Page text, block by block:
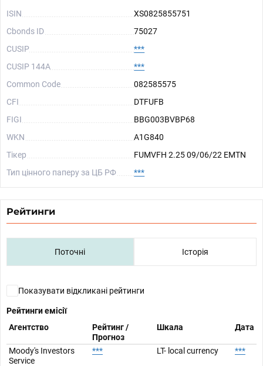
ISIN
XS0825855751
Cbonds ID
75027
CUSIP
***
CUSIP 144A
***
Common Code
082585575
CFI
DTFUFB
FIGI
BBG003BVBP68
WKN
A1G840
Тікер
FUMVFH 2.25 09/06/22 EMTN
Тип цінного паперу за ЦБ РФ
***
Рейтинги
Поточні Історія
Показувати відкликані рейтинги
Рейтинги емісії
Агентство
Рейтинг /
Прогноз
Шкала Дата
Moody's Investors
Service
*** LT- local currency ***